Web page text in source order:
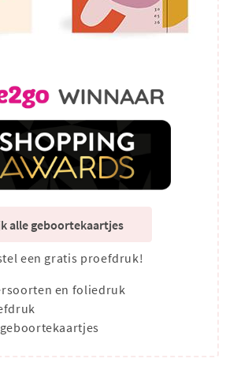
alle geboortekaartjes
een gratis proefdruk!
en foliedruk